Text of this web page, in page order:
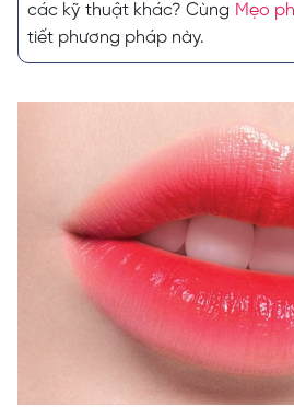
các kỹ thuật khác? Cùng Mẹo
tiết phương pháp này.